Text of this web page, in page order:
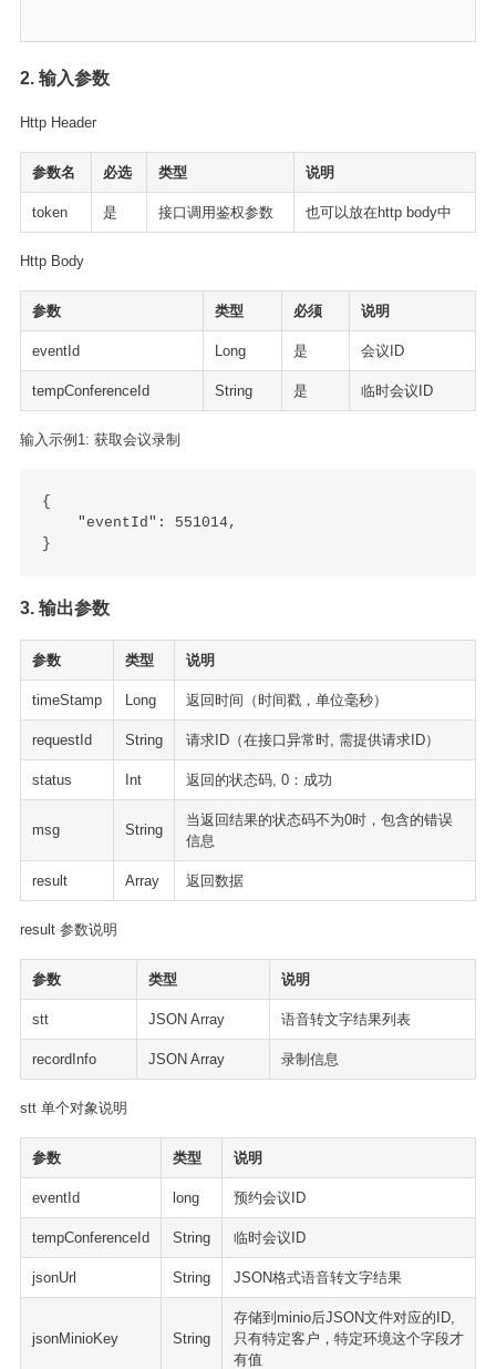
2. 输入参数
Http Header
参数名 必选 类型 说明
token 是 接口调用鉴权参数 也可以放在http body中
Http Body
参数 类型 必须 说明
eventId Long 是 会议ID
tempConferenceId String 是 临时会议ID
输入示例1: 获取会议录制
{
    "eventId": 551014,
3. 输出参数
参数 类型 说明
timeStamp Long 返回时间（时间戳，单位毫秒）
requestId String 请求ID（在接口异常时, 需提供请求ID）
status Int 返回的状态码, 0：成功
msg String
当返回结果的状态码不为0时，包含的错误
信息
result Array 返回数据
result 参数说明
参数 类型 说明
stt JSON Array 语音转文字结果列表
recordInfo JSON Array 录制信息
stt 单个对象说明
参数 类型 说明
eventId long 预约会议ID
tempConferenceId String 临时会议ID
jsonUrl String JSON格式语音转文字结果
jsonMinioKey String
存储到minio后JSON文件对应的ID,
只有特定客户，特定环境这个字段才
有值